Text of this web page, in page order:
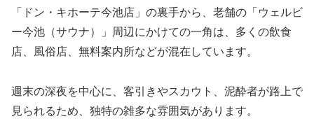
「ドン・キホーテ今池店」の裏手から、老舗の「ウェルビ
ー今池（サウナ）」周辺にかけての一角は、多くの飲食
店、風俗店、無料案内所などが混在しています。
週末の深夜を中心に、客引きやスカウト、泥酔者が路上で
見られるため、独特の雑多な雰囲気があります。